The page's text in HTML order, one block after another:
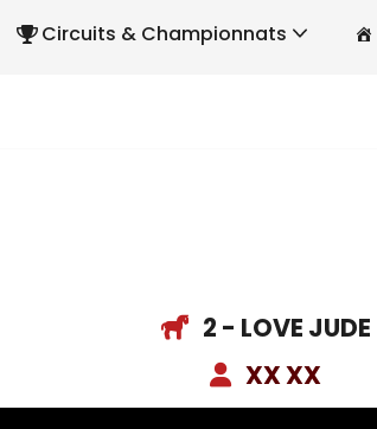
Circuits & Championnats
2 - LOVE JUDE
XX XX